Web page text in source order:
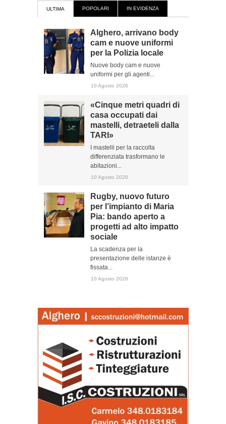
ULTIMA POPOLARI IN EVIDENZA
Alghero, arrivano body
cam e nuove uniformi
per la Polizia locale
Nuove body cam e nuove
uniformi per gli agenti...
10 Agosto 2026
«Cinque metri quadri di
casa occupati dai
mastelli, detraeteli dalla
TARI»
I mastelli per la raccolta
differenziata trasformano le
abitazioni...
10 Agosto 2026
Rugby, nuovo futuro
per l’impianto di Maria
Pia: bando aperto a
progetti ad alto impatto
sociale
La scadenza per la
presentazione delle istanze è
fissata...
10 Agosto 2026